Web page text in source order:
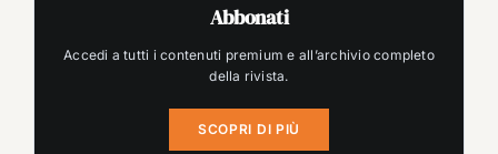
Abbonati
Accedi a tutti i contenuti premium e all’archivio completo
della rivista.
SCOPRI DI PIÙ